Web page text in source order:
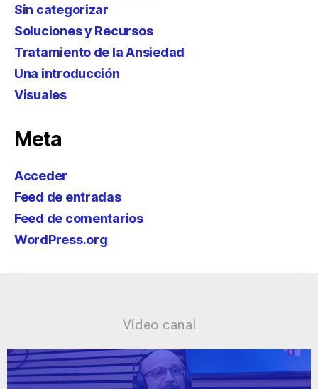
Sin categorizar
Soluciones y Recursos
Tratamiento de la Ansiedad
Una introducción
Visuales
Meta
Acceder
Feed de entradas
Feed de comentarios
WordPress.org
Vídeo canal